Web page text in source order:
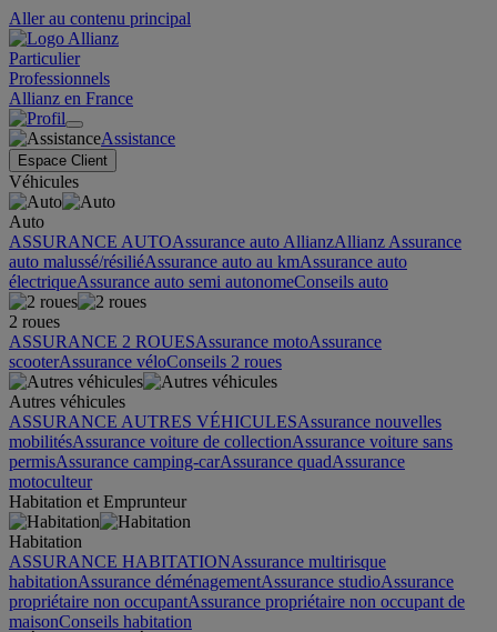
Aller au contenu principal
Particulier
Professionnels
Allianz en France
Assistance
Espace Client
Véhicules
Auto
ASSURANCE AUTOAssurance auto AllianzAllianz Assurance
auto malussé/résiliéAssurance auto au kmAssurance auto
électriqueAssurance auto semi autonomeConseils auto
2 roues
ASSURANCE 2 ROUESAssurance motoAssurance
scooterAssurance véloConseils 2 roues
Autres véhicules
ASSURANCE AUTRES VÉHICULESAssurance nouvelles
mobilitésAssurance voiture de collectionAssurance voiture sans
permisAssurance camping-carAssurance quadAssurance
motoculteur
Habitation et Emprunteur
Habitation
ASSURANCE HABITATIONAssurance multirisque
habitationAssurance déménagementAssurance studioAssurance
propriétaire non occupantAssurance propriétaire non occupant de
maisonConseils habitation